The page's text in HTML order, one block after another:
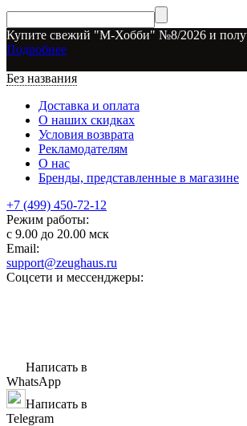
Купите свежий "М-Хобби" №8/2026 и
Подробнее
Без названия
Доставка и оплата
О наших скидках
Условия возврата
Рекламодателям
О нас
Бренды, представленные в магазине
+7 (499) 450-72-12
Режим работы:
с 9.00 до 20.00 мск
Email:
support@zeughaus.ru
Соцсети и мессенджеры:
Написать в
WhatsApp
Написать в
Telegram